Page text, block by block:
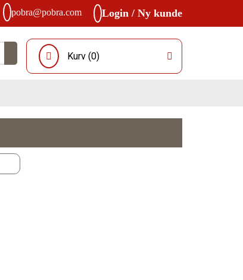
pobra@pobra.com Login / Ny kunde
Kurv (0)